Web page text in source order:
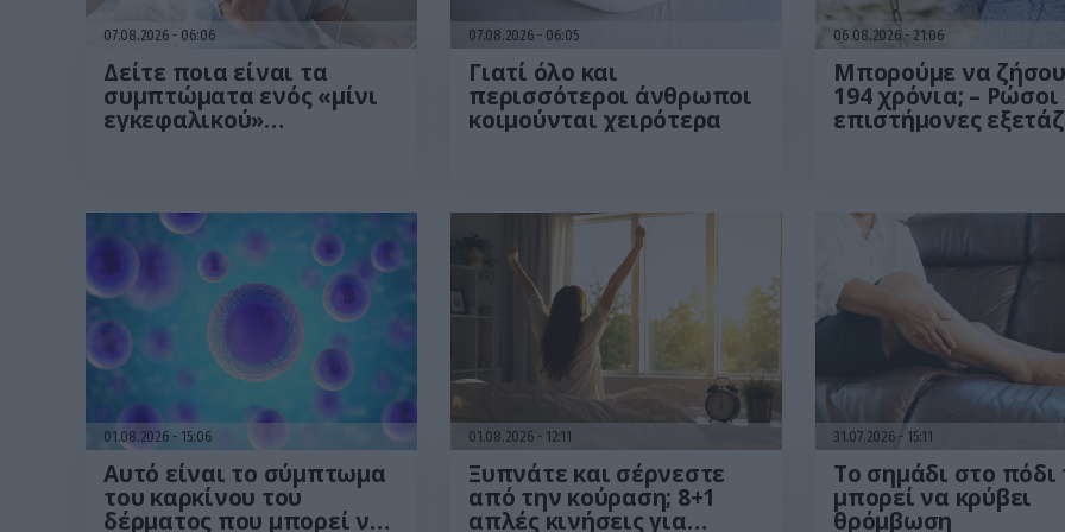
07.08.2026 06:06
Δείτε ποια είναι τα
συμπτώματα ενός «μίνι
εγκεφαλικού»
07.08.2026 06:05
Γιατί όλο και
περισσότεροι άνθρωποι
κοιμούνται χειρότερα
06.08.2026 21:06
Μπορούμε να
194 χρόνια; – Ρώσοι
επιστήμονες
01.08.2026 15:06
Αυτό είναι το σύμπτωμα
του καρκίνου του
δέρματος που μπορεί να
01.08.2026 12:11
Ξυπνάτε και σέρνεστε
από την κούραση; 8+1
απλές κινήσεις για
31.07.2026 15:11
Το σημάδι στο
μπορεί να κρύβει
θρόμβωση